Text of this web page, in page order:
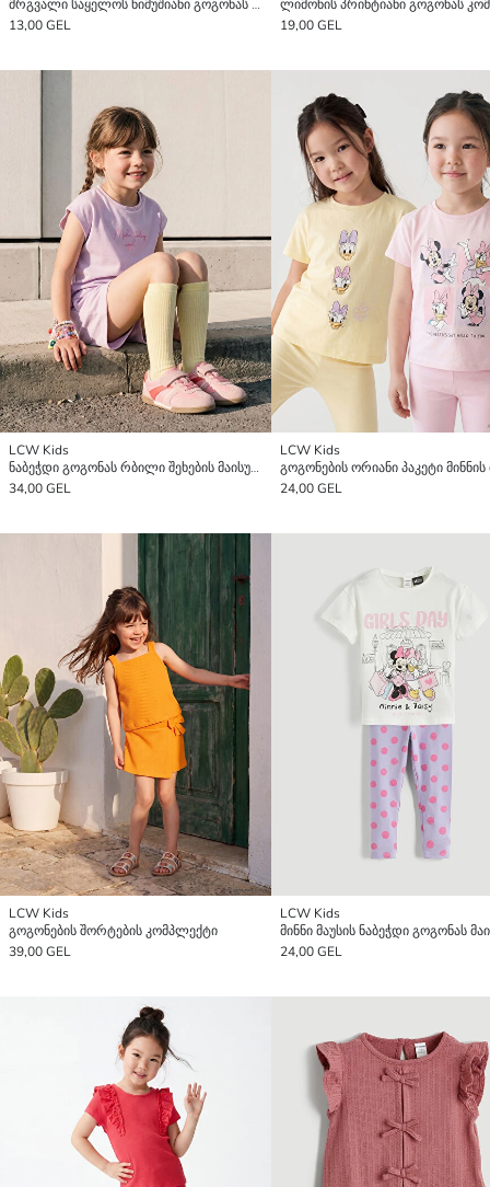
მრგვალი საყელოს ნიმუშიანი გოგონას მაისური
13,00 GEL
19,00 GEL
LCW Kids
ნაბეჭდი გოგონას რბილი შეხების მაისური და შორტები
34,00 GEL
LCW Kids
24,00 GEL
LCW Kids
გოგონების შორტების კომპლექტი
39,00 GEL
LCW Kids
24,00 GEL